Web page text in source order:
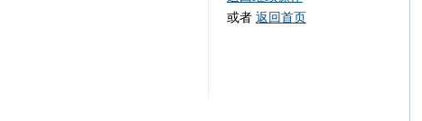
或者 返回首页